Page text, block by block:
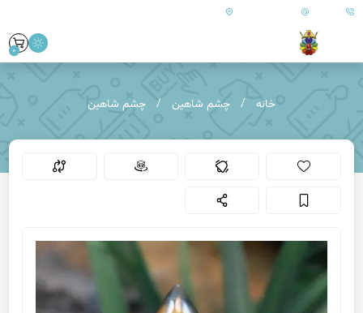
09179890157 ایران - فارس - کازرون
0
خانه چشم شاهین چشم شاهین